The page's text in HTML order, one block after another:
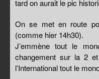
tard on aurait le pic
On se met en route
(comme hier 14h30).
J’emmène tout le
changement sur la 2
l’International tout le